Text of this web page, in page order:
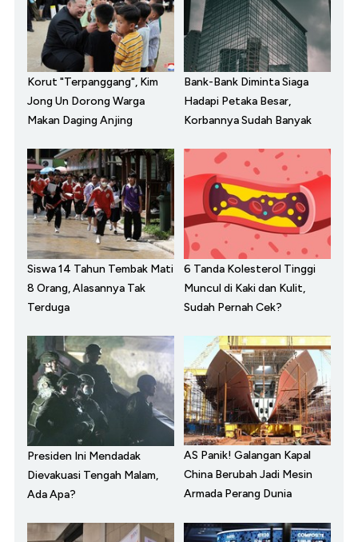
Korut "Terpanggang", Kim
Jong Un Dorong Warga
Makan Daging Anjing
Bank-Bank Diminta Siaga
Hadapi Petaka Besar,
Korbannya Sudah Banyak
Siswa 14 Tahun Tembak Mati
8 Orang, Alasannya Tak
Terduga
6 Tanda Kolesterol Tinggi
Muncul di Kaki dan Kulit,
Sudah Pernah Cek?
Presiden Ini Mendadak
Dievakuasi Tengah Malam,
Ada Apa?
AS Panik! Galangan Kapal
China Berubah Jadi Mesin
Armada Perang Dunia